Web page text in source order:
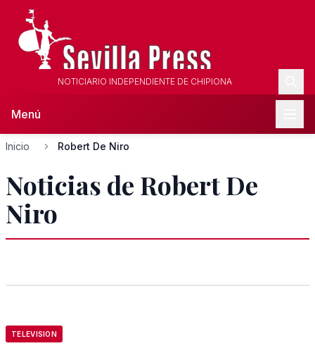
NOTICIARIO INDEPENDIENTE DE CHIPIONA
Menú
Inicio Robert De Niro
Noticias de Robert De
Niro
TELEVISION